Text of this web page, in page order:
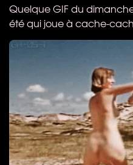
QuelqueGIFdu
été qui joue à cache-